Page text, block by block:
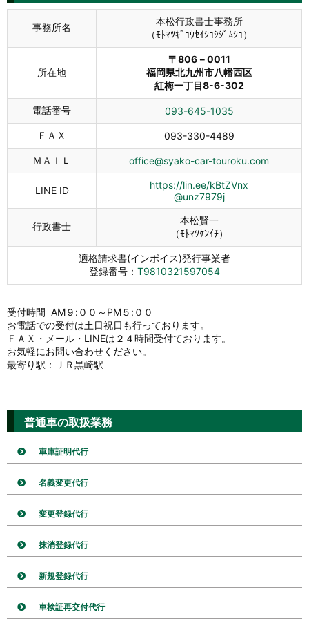
事務所名
本松行政書士事務所
（ﾓﾄﾏﾂｷﾞｮｳｾｲｼｮｼｼﾞﾑｼｮ）
所在地
〒806－0011
福岡県北九州市八幡西区
紅梅一丁目8-6-302
電話番号 093-645-1035
ＦＡＸ 093-330-4489
ＭＡＩＬ office@syako-car-touroku.com
LINE ID
https://lin.ee/kBtZVnx
@unz7979j
行政書士
本松賢一
（ﾓﾄﾏﾂｹﾝｲﾁ）
適格請求書(インボイス)発行事業者
登録番号： T9810321597054
受付時間 AM９:００～PM５:００
お電話での受付は土日祝日も行っております。
ＦＡＸ・メール・LINEは２４時間受付ております。
お気軽にお問い合わせください。
最寄り駅：ＪＲ黒崎駅
普通車の取扱業務
車庫証明代行
名義変更代行
変更登録代行
抹消登録代行
新規登録代行
車検証再交付代行